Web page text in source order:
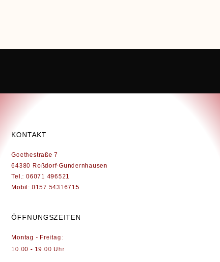
KONTAKT
Goethestraße 7
64380 Roßdorf-Gundernhausen
Tel.: 06071 496521
Mobil: 0157 54316715
ÖFFNUNGSZEITEN
Montag - Freitag:
10:00 - 19:00 Uhr